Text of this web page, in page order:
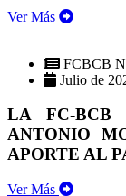
Ver Más
FCBCB
Julio de
LA FC-BCB
ANTONIO
APORTE AL
Ver Más